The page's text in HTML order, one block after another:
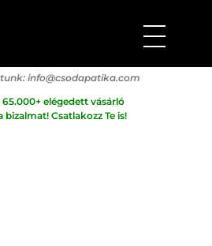
info@csodapatika.com
65.000+ elégedett vásárló
bizalmat! Csatlakozz Te is!